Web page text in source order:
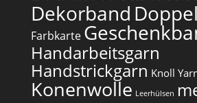
Dekorband
Farbkarte
Handarbeitsgarn
Handstrickgarn Knoll
Konenwolle Leerhülsen